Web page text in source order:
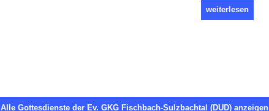
weiterlesen
Alle Gottesdienste der Ev. GKG Fischbach-Sulzbachtal (DUD) anzeigen